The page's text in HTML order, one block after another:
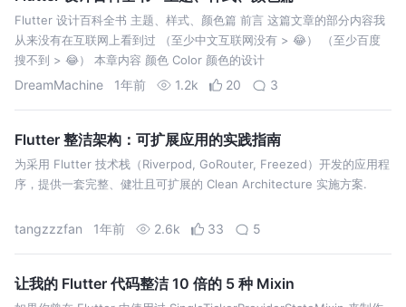
Flutter 设计百科全书 主题、样式、颜色篇 前言 这篇文章的部分内容我
从来没有在互联网上看到过 （至少中文互联网没有 > 😂） （至少百度
搜不到 > 😂） 本章内容 颜色 Color 颜色的设计
DreamMachine 1年前 1.2k 20 3
Flutter 整洁架构：可扩展应用的实践指南
为采用 Flutter 技术栈（Riverpod, GoRouter, Freezed）开发的应用程
序，提供一套完整、健壮且可扩展的 Clean Architecture 实施方案.
tangzzzfan 1年前 2.6k 33 5
让我的 Flutter 代码整洁 10 倍的 5 种 Mixin